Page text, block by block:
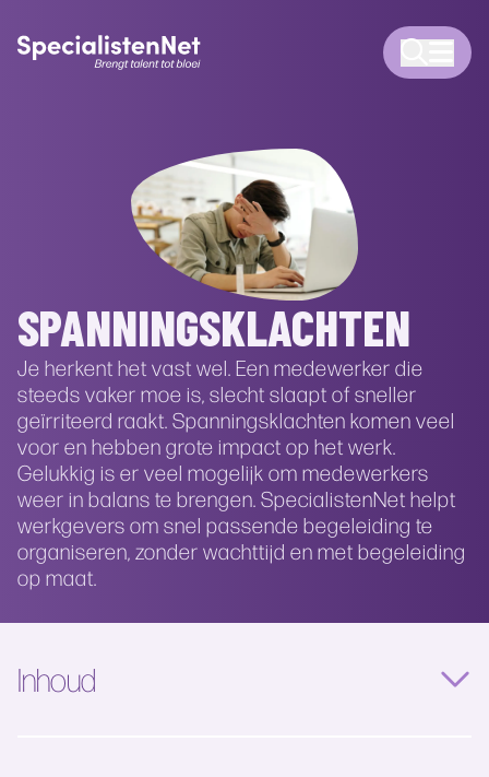
SPANNINGSKLACHTEN
Je herkent het vast wel. Een medewerker die
steeds vaker moe is, slecht slaapt of sneller
geïrriteerd raakt. Spanningsklachten komen veel
voor en hebben grote impact op het werk.
Gelukkig is er veel mogelijk om medewerkers
weer in balans te brengen. SpecialistenNet helpt
werkgevers om snel passende begeleiding te
organiseren, zonder wachttijd en met begeleiding
op maat.
Inhoud